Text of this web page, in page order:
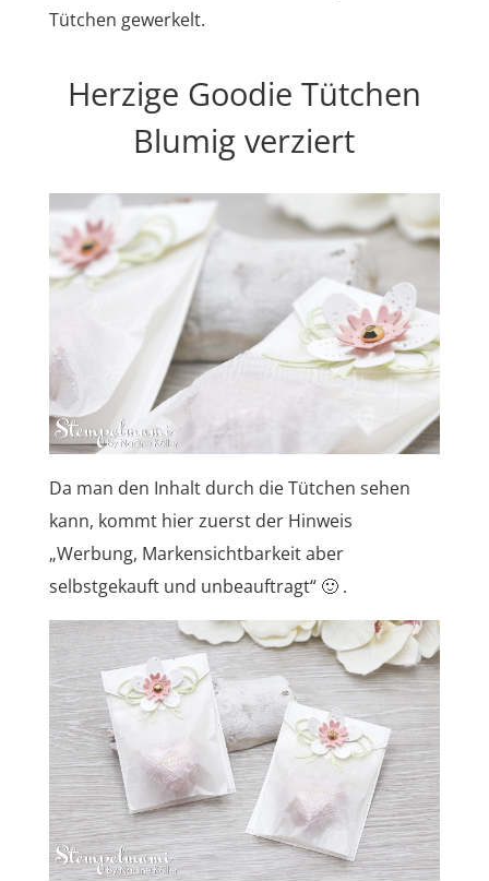
Tütchen gewerkelt.
Herzige Goodie Tütchen
Blumig verziert
Da man den Inhalt durch die Tütchen sehen
kann, kommt hier zuerst der Hinweis
„Werbung, Markensichtbarkeit aber
selbstgekauft und unbeauftragt“ 🙂 .